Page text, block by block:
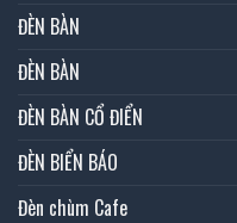
ĐÈN BÀN
ĐÈN BÀN
ĐÈN BÀN CỔ ĐIỂN
ĐÈN BIỂN BÁO
Đèn chùm Cafe